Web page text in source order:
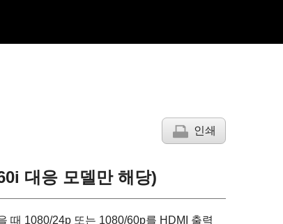
인쇄
대응 모델만 해당)
때 1080/24p 또는 1080/60p를 HDMI 출력